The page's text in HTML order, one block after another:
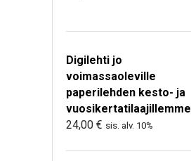
Digilehti jo
voimassaoleville
paperilehden kesto- ja
vuosikertatilaajillemme
24,00 € sis. alv. 10%